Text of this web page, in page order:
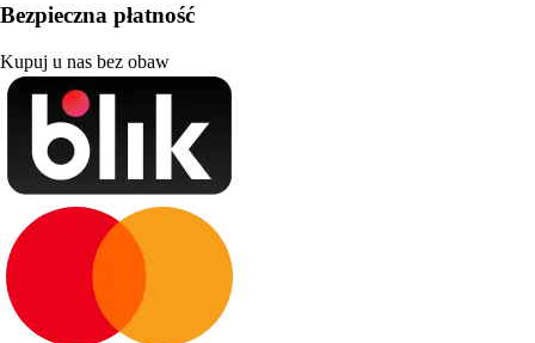
Bezpieczna płatność
Kupuj u nas bez obaw